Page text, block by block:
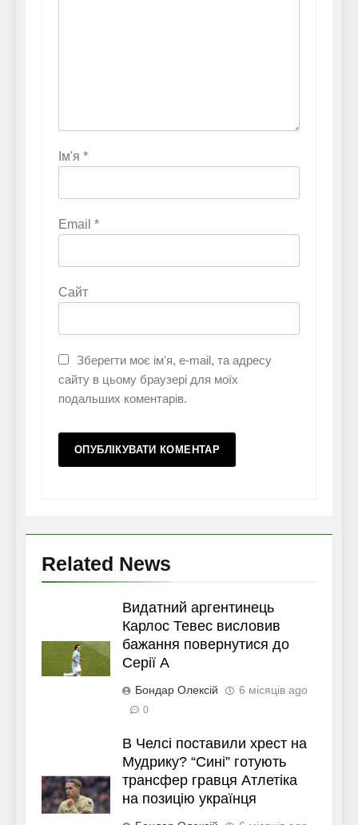
Ім'я *
Email *
Сайт
Зберегти моє ім'я, e-mail, та адресу
сайту в цьому браузері для моїх
подальших коментарів.
Related News
Видатний аргентинець
Карлос Тевес висловив
бажання повернутися до
Серії А
Бондар Олексій 6 місяців ago
0
В Челсі поставили хрест на
Мудрику? “Сині” готують
трансфер гравця Атлетіка
на позицію українця